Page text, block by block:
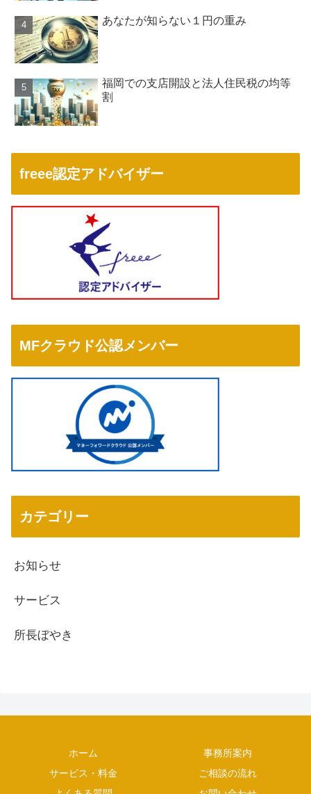
あなたが知らない１円の重み
福岡での支店開設と法人住民税の均等
割
freee認定アドバイザー
MFクラウド公認メンバー
カテゴリー
お知らせ
サービス
所長ぼやき
ホーム
事務所案内
サービス・料金
ご相談の流れ